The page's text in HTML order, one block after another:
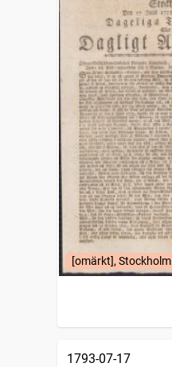
[omärkt], Stockholm
1793-07-17